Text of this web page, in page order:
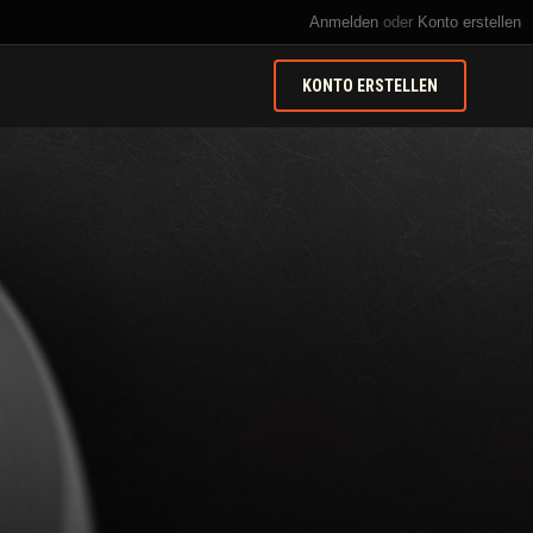
Anmelden oder Konto erstellen
KONTO ERSTELLEN